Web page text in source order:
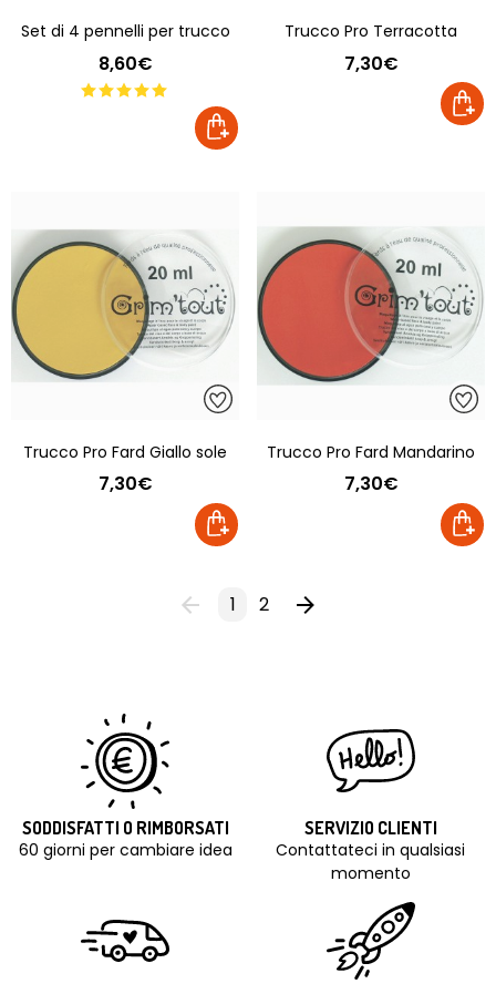
Set di 4 pennelli per trucco
8,60€
Trucco Pro Terracotta
7,30€
Trucco Pro Fard Giallo sole
7,30€
Trucco Pro Fard Mandarino
7,30€
1 2
SODDISFATTI O RIMBORSATI
60 giorni per cambiare idea
SERVIZIO CLIENTI
Contattateci in qualsiasi
momento